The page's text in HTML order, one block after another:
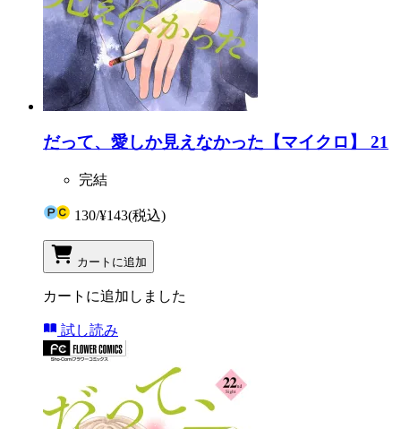
だって、愛しか見えなかった【マイクロ】 21
完結
130/¥143(税込)
カートに追加
カートに追加しました
試し読み